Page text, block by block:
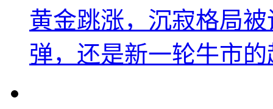
黄金跳涨，沉寂格局
弹，还是新一轮牛市